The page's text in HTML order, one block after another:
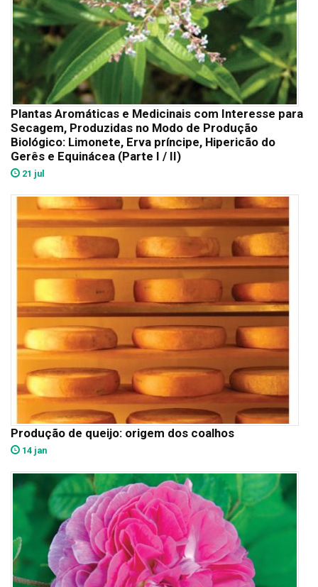
Plantas Aromáticas e Medicinais com Interesse para
Secagem, Produzidas no Modo de Produção
Biológico: Limonete, Erva príncipe, Hipericão do
Gerês e Equinácea (Parte I / II)
21 jul
Produção de queijo: origem dos coalhos
14 jan